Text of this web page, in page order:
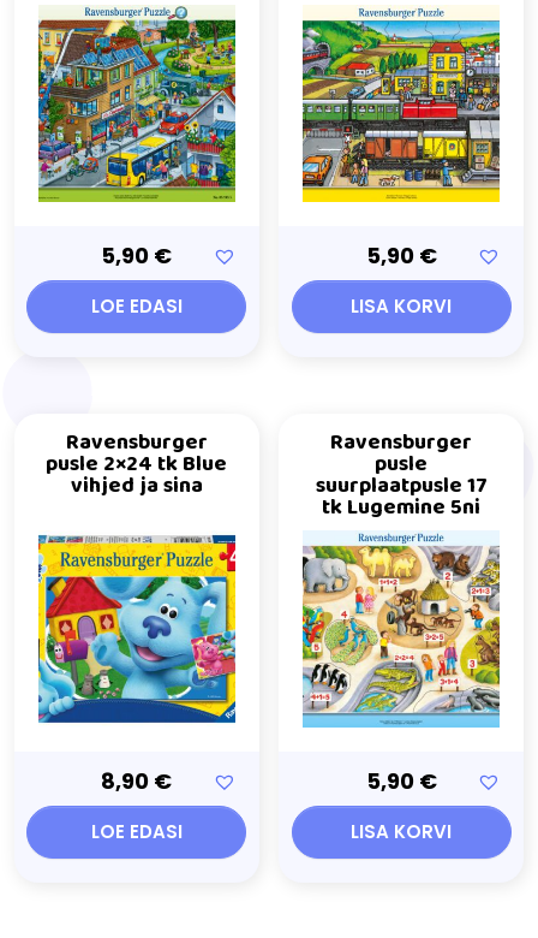
5,90 €
LOE EDASI
5,90 €
LISA KORVI
Ravensburger
pusle 2×24 tk Blue
vihjed ja sina
8,90 €
LOE EDASI
Ravensburger
pusle
suurplaatpusle 17
tk Lugemine 5ni
5,90 €
LISA KORVI